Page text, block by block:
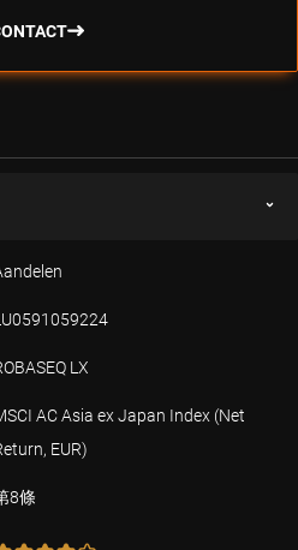
LX
AC Asia ex Japan Index (Net
EUR)
關信息
8條